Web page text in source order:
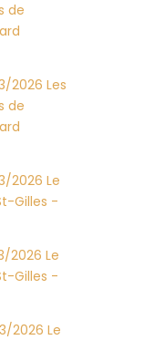
de
2026 Les
de
2026 Le
Gilles -
2026 Le
Gilles -
2026 Le